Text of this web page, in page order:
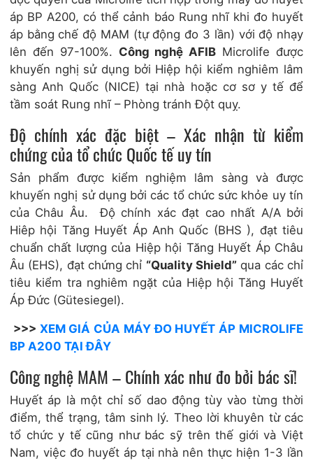
áp BP A200, có thể cảnh báo Rung nhĩ khi đo huyết
áp bằng chế độ MAM (tự động đo 3 lần) với độ nhạy
lên đến 97-100%. Công nghệ AFIB Microlife được
khuyến nghị sử dụng bởi Hiệp hội kiểm nghiêm lâm
sàng Anh Quốc (NICE) tại nhà hoặc cơ sơ y tế để
tầm soát Rung nhĩ – Phòng tránh Đột quỵ.
Độ chính xác đặc biệt – Xác nhận từ kiểm
chứng của tổ chức Quốc tế uy tín
Sản phẩm được kiểm nghiệm lâm sàng và được
khuyến nghị sử dụng bởi các tổ chức sức khỏe uy tín
của Châu Âu. Độ chính xác đạt cao nhất A/A bởi
Hiêp hội Tăng Huyết Áp Anh Quốc (BHS ), đạt tiêu
chuẩn chất lượng của Hiệp hội Tăng Huyết Áp Châu
Âu (EHS), đạt chứng chỉ “Quality Shield” qua các chỉ
tiêu kiểm tra nghiêm ngặt của Hiệp hội Tăng Huyết
Áp Đức (Gütesiegel).
>>> XEM GIÁ CỦA MÁY ĐO HUYẾT ÁP MICROLIFE
BP A200 TẠI ĐÂY
Công nghệ MAM – Chính xác như đo bởi bác sĩ!
Huyết áp là một chỉ số dao động tùy vào từng thời
điểm, thể trạng, tâm sinh lý. Theo lời khuyên từ các
tổ chức y tế cũng như bác sỹ trên thế giới và Việt
Nam, việc đo huyết áp tại nhà nên thực hiện 1-3 lần